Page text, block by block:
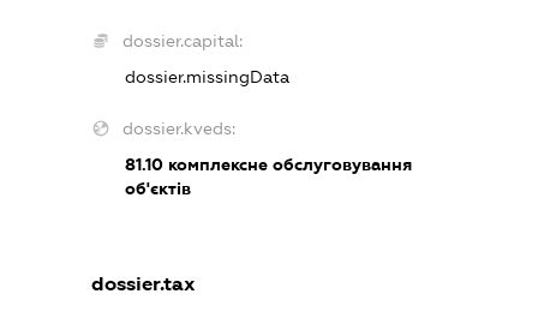
dossier.capital:
dossier.missingData
dossier.kveds:
81.10комплексне обслуговування
об'єктів
dossier.tax